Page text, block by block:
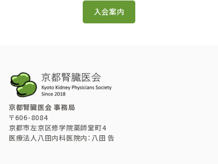
入会案内
京都腎臓医会 事務局
〒606-8084
京都市左京区修学院薬師堂町4
医療法人八田内科医院内：八田 告